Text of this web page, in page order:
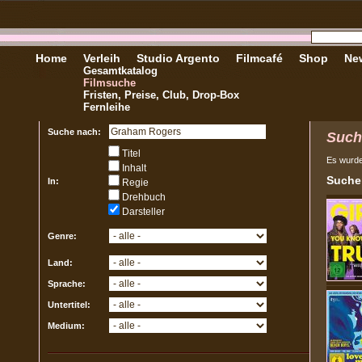
Home Verleih
Gesamtkatalog
Filmsuche
Fristen, Preise, Club, Drop-Box
Fernleihe
Studio Argento Filmcafé Shop
Suche nach:
In:
Titel
Inhalt
Regie
Drehbuch
Darsteller
Genre:
Land:
Sprache:
Untertitel:
Medium:
Es